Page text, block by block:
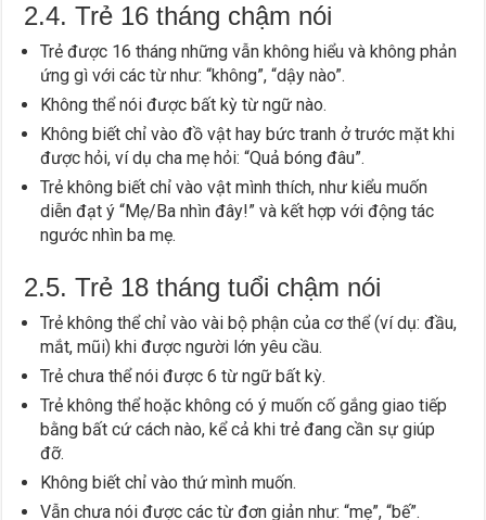
2.4. Trẻ 16 tháng chậm nói
Trẻ được 16 tháng những vẫn không hiểu và không phản
ứng gì với các từ như: “không”, “dậy nào”.
Không thể nói được bất kỳ từ ngữ nào.
Không biết chỉ vào đồ vật hay bức tranh ở trước mặt khi
được hỏi, ví dụ cha mẹ hỏi: “Quả bóng đâu”.
Trẻ không biết chỉ vào vật mình thích, như kiểu muốn
diễn đạt ý “Mẹ/Ba nhìn đây!” và kết hợp với động tác
ngước nhìn ba mẹ.
2.5. Trẻ 18 tháng tuổi chậm nói
Trẻ không thể chỉ vào vài bộ phận của cơ thể (ví dụ: đầu,
mắt, mũi) khi được người lớn yêu cầu.
Trẻ chưa thể nói được 6 từ ngữ bất kỳ.
Trẻ không thể hoặc không có ý muốn cố gắng giao tiếp
bằng bất cứ cách nào, kể cả khi trẻ đang cần sự giúp
đỡ.
Không biết chỉ vào thứ mình muốn.
Vẫn chưa nói được các từ đơn giản như: “mẹ”, “bế”.